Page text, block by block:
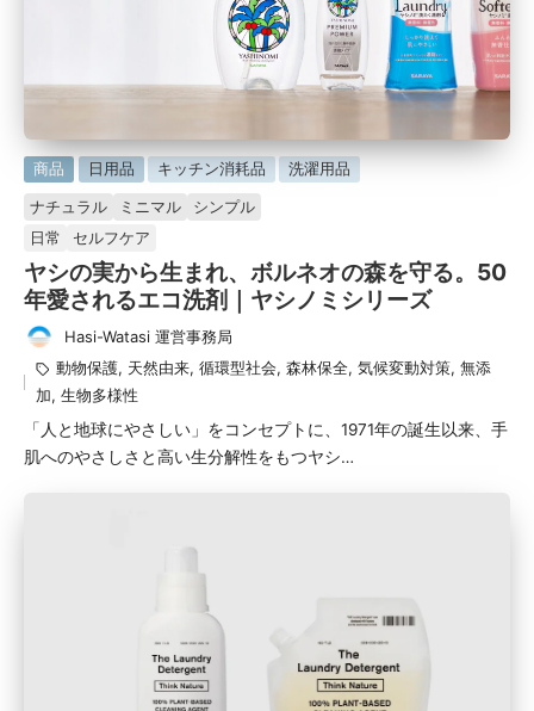
に
載
済
み
商品 日用品 キッチン消耗品 洗濯用品
ナチュラル ミニマル
シンプル
日常
セルフケア
ヤシの実から生まれ、ボルネオの森を守る。50
年愛されるエコ洗剤｜ヤシノミシリーズ
投
稿
者
Hasi-Watasi 運営事務局
タ
グ：
動物保護, 天然由来,循環型社会,森林保全,気候変動対策,無添
加, 生物多様性
「人と地球にやさしい」をコンセプトに、1971年の誕生以来、手
肌へのやさしさと高い生分解性をもつヤシ…